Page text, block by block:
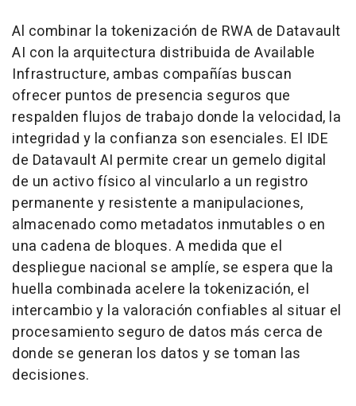
Al combinar la tokenización de RWA de Datavault
AI con la arquitectura distribuida de Available
Infrastructure, ambas compañías buscan
ofrecer puntos de presencia seguros que
respalden flujos de trabajo donde la velocidad, la
integridad y la confianza son esenciales. El IDE
de Datavault AI permite crear un gemelo digital
de un activo físico al vincularlo a un registro
permanente y resistente a manipulaciones,
almacenado como metadatos inmutables o en
una cadena de bloques. A medida que el
despliegue nacional se amplíe, se espera que la
huella combinada acelere la tokenización, el
intercambio y la valoración confiables al situar el
procesamiento seguro de datos más cerca de
donde se generan los datos y se toman las
decisiones.